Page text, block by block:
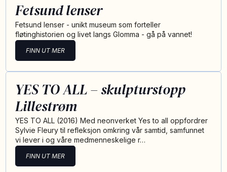
Fetsund lenser
Fetsund lenser - unikt museum som forteller
fløtinghistorien og livet langs Glomma - gå på vannet!
FINN UT MER
YES TO ALL – skulpturstopp
Lillestrøm
YES TO ALL (2016) Med neonverket Yes to all oppfordrer
Sylvie Fleury til refleksjon omkring vår samtid, samfunnet
vi lever i og våre medmenneskelige r…
FINN UT MER